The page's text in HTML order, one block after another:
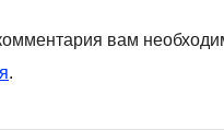
вам
.